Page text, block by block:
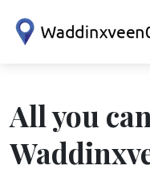
All you